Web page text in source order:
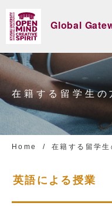
Global
在籍する留学生の
Home 在籍する留学生
英語による授業